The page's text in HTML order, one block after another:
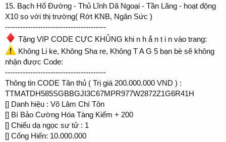
15. Bạch Hổ Đường - Thủ Lĩnh Dã Ngoại - Tần Lăng - hoạt động
X10 so với thị trường( Rớt KNB, Ngân Sức )
----------------------------------------
Tặng VIP CODE CỰC KHỦNG khi n h ắ n t i n vào trang:
Không Li ke, Không Sha re, Không T A G 5 bạn bè sẽ không
nhận được Code:
----------------------------------------
Thông tin CODE Tân thủ ( Trị giá 200.000.000 VND ) :
TTMATDH585SGBBGJI3C67MPR977W2872Z1G6R41H
[️] Danh hiệu : Võ Lâm Chí Tôn
[️] Bí Bảo Cường Hóa Tàng Kiếm + 200
[️] Chiếu dạ ngọc sư tử : 1
[️] Cống Hiến: 10.000.000